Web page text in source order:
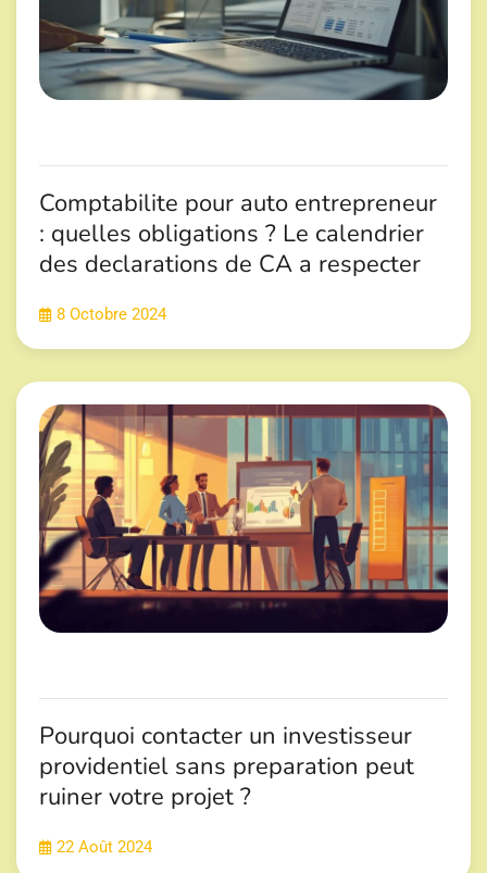
Comptabilite pour auto entrepreneur
: quelles obligations ? Le calendrier
des declarations de CA a respecter
8 Octobre 2024
Pourquoi contacter un investisseur
providentiel sans preparation peut
ruiner votre projet ?
22 Août 2024